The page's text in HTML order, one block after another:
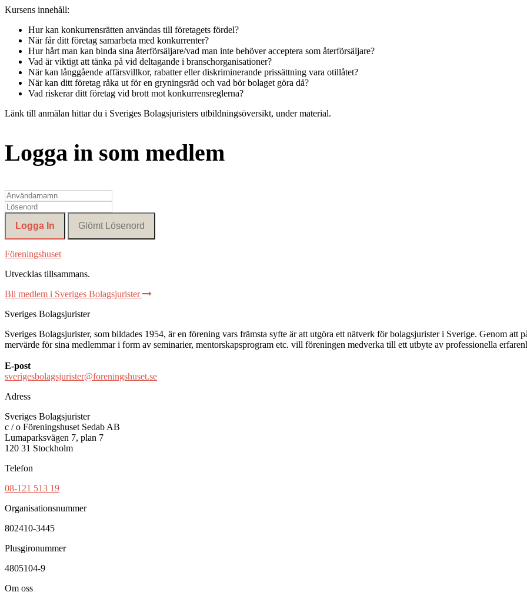
Kursens innehåll:
Hur kan konkurrensrätten användas till företagets fördel?
När får ditt företag samarbeta med konkurrenter?
Hur hårt man kan binda sina återförsäljare/vad man inte behöver acceptera som återförsäljare?
Vad är viktigt att tänka på vid deltagande i branschorganisationer?
När kan långgående affärsvillkor, rabatter eller diskriminerande prissättning vara otillåtet?
När kan ditt företag råka ut för en gryningsräd och vad bör bolaget göra då?
Vad riskerar ditt företag vid brott mot konkurrensreglerna?
Länk till anmälan hittar du i Sveriges Bolagsjuristers utbildningsöversikt, under material.
Logga in som medlem
Föreningshuset
Utvecklas tillsammans.
Bli medlem i Sveriges Bolagsjurister
Sveriges Bolagsjurister
Sveriges Bolagsjurister, som bildades 1954, är en förening vars främsta syfte är att utgöra ett nätverk för bolagsjurister i Sverige. Genom att
mervärde för sina medlemmar i form av seminarier, mentorskapsprogram etc. vill föreningen medverka till ett utbyte av professionella
E-post
sverigesbolagsjurister@foreningshuset.se
Adress
Sveriges Bolagsjurister
c / o Föreningshuset Sedab AB
Lumaparksvägen 7, plan 7
120 31 Stockholm
Telefon
08-121 513 19
Organisationsnummer
802410-3445
Plusgironummer
4805104-9
Om oss